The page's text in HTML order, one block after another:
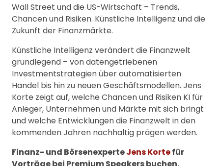
Wall Street und die US-Wirtschaft – Trends,
Chancen und Risiken. Künstliche Intelligenz und die
Zukunft der Finanzmärkte.
Künstliche Intelligenz verändert die Finanzwelt
grundlegend – von datengetriebenen
Investmentstrategien über automatisierten
Handel bis hin zu neuen Geschäftsmodellen. Jens
Korte zeigt auf, welche Chancen und Risiken KI für
Anleger, Unternehmen und Märkte mit sich bringt
und welche Entwicklungen die Finanzwelt in den
kommenden Jahren nachhaltig prägen werden.
Finanz- und BörsenexperteJens Kortefür